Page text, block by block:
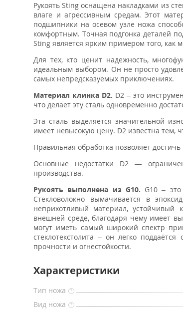
Рукоять Sting оснащена накладками из
влаге и агрессивным средам. Этот
подшипники на осевом узле ножа
комфортным. Точная подгонка деталей
Sting является ярким примером того, как
Для тех, кто ценит надежность,
идеальным выбором. Он не просто
самых непредсказуемых приключениях.
Материал клинка D2. D2 – это
что делает эту сталь одновременно
Эта сталь выделяется значительной
имеет невысокую цену. D2 известна тем,
Правильная обработка позволяет
Основные недостатки D2 —
производства.
Рукоять выполнена из G10. G10 –
Стекловолокно вымачивается в
неприхотливый материал, устойчивый
внешней среде, благодаря чему имеет
могут иметь самый широкий спектр
стеклотекстолита – он легко
прочности и огнестойкости.
Характеристики
Тип ножа ?
Вид ножа ?